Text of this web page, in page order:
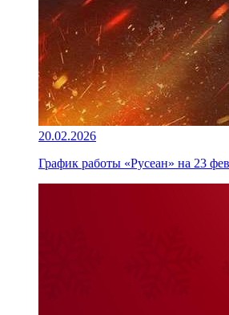
20.02.2026
График работы «Русеан» на 23